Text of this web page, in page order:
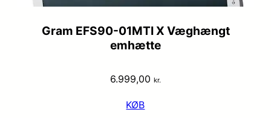
Gram EFS90-01MTI X Væghængt
emhætte
6.999,00 kr.
KØB